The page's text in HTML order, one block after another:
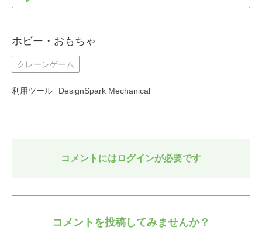
ホビー・おもちゃ
クレーンゲーム
利用ツール DesignSpark Mechanical
コメントにはログインが必要です
コメントを投稿してみませんか？